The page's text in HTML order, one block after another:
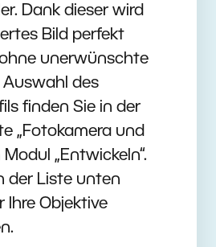
Dank dieser wird
Bild perfekt
unerwünschte
Auswahl des
finden Sie in der
„Fotokamera und
„Entwickeln“.
der Liste unten
Ihre Objektive